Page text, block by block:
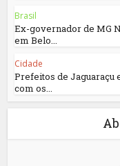
Brasil
Ex-governador de MG
em Belo...
Cidade
Prefeitos de Jaguaraçu
com os...